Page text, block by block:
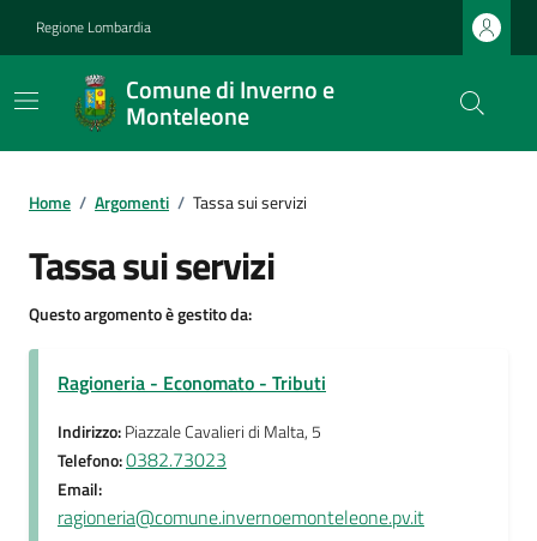
Regione Lombardia
Comune di Inverno e
Monteleone
Home / Argomenti / Tassa sui servizi
Tassa sui servizi
Questo argomento è gestito da:
Ragioneria - Economato - Tributi
Indirizzo:Piazzale Cavalieri di Malta, 5
Telefono:0382.73023
Email:
ragioneria@comune.invernoemonteleone.pv.it